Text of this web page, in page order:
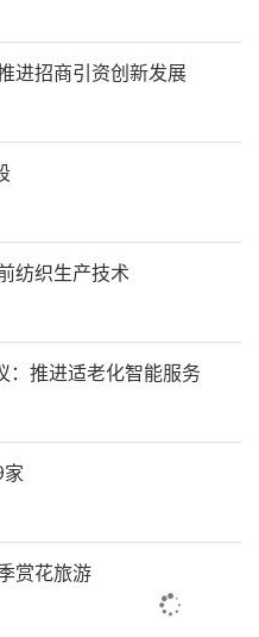
进招商引资创新发展
纺织生产技术
：推进适老化智能服务
赏花旅游